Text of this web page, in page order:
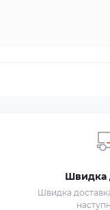
Швидка
Швидка